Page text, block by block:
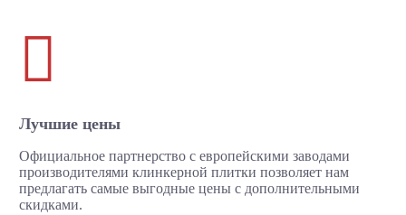

Лучшие цены
Официальное партнерство с европейскими заводами
производителями клинкерной плитки позволяет нам
предлагать самые выгодные цены с дополнительными
скидками.